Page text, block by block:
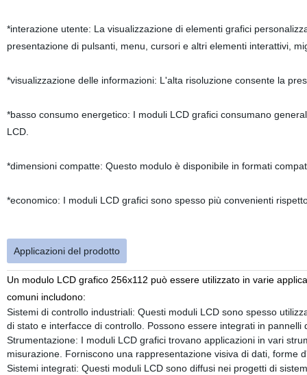
*interazione utente: La visualizzazione di elementi grafici
presentazione di pulsanti, menu, cursori e altri elementi interattivi,
*visualizzazione delle informazioni: L'alta risoluzione consente la
*basso consumo energetico: I moduli LCD grafici consumano
LCD.
*dimensioni compatte: Questo modulo è disponibile in formati
*economico: I moduli LCD grafici sono spesso più convenienti
Applicazioni del prodotto
Un modulo LCD grafico 256x112 può essere utilizzato in varie
comuni includono:
Sistemi di controllo industriali: Questi moduli LCD sono spesso
di stato e interfacce di controllo. Possono essere integrati in
Strumentazione: I moduli LCD grafici trovano applicazioni in vari
misurazione. Forniscono una rappresentazione visiva di dati, forme
Sistemi integrati: Questi moduli LCD sono diffusi nei progetti di